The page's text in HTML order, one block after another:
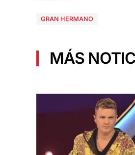
GRAN HERMANO
MÁS